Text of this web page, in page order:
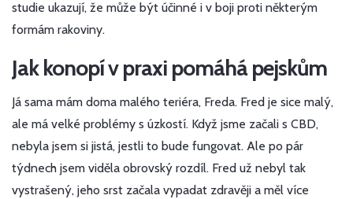
studie ukazují, že může být účinné i v boji proti některým
formám rakoviny.
Jak konopí v praxi pomáhá pejskům
Já sama mám doma malého teriéra, Freda. Fred je sice malý,
ale má velké problémy s úzkostí. Když jsme začali s CBD,
nebyla jsem si jistá, jestli to bude fungovat. Ale po pár
týdnech jsem viděla obrovský rozdíl. Fred už nebyl tak
vystrašený, jeho srst začala vypadat zdravěji a měl více